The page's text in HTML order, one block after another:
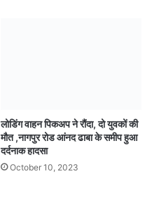
लोडिंग वाहन पिकअप ने रौंदा, दो युवकों की
मौत ,नागपुर रोड आंनद ढाबा के समीप हुआ
दर्दनाक हादसा
October 10, 2023